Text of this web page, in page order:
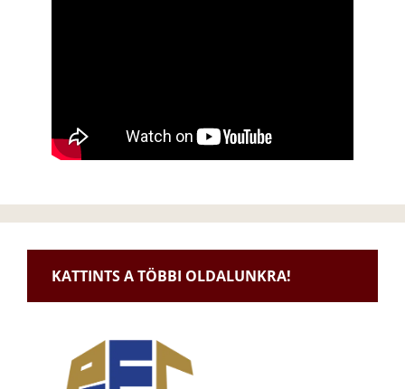
KATTINTS A TÖBBI OLDALUNKRA!